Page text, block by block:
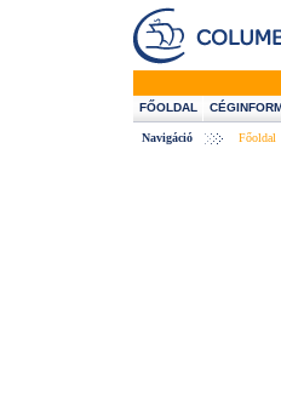
FŐOLDAL
Navigáció Főoldal